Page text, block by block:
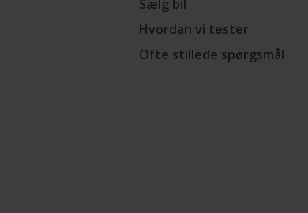
Sælg bil
Hvordan vi tester
Ofte stillede spørgsmål